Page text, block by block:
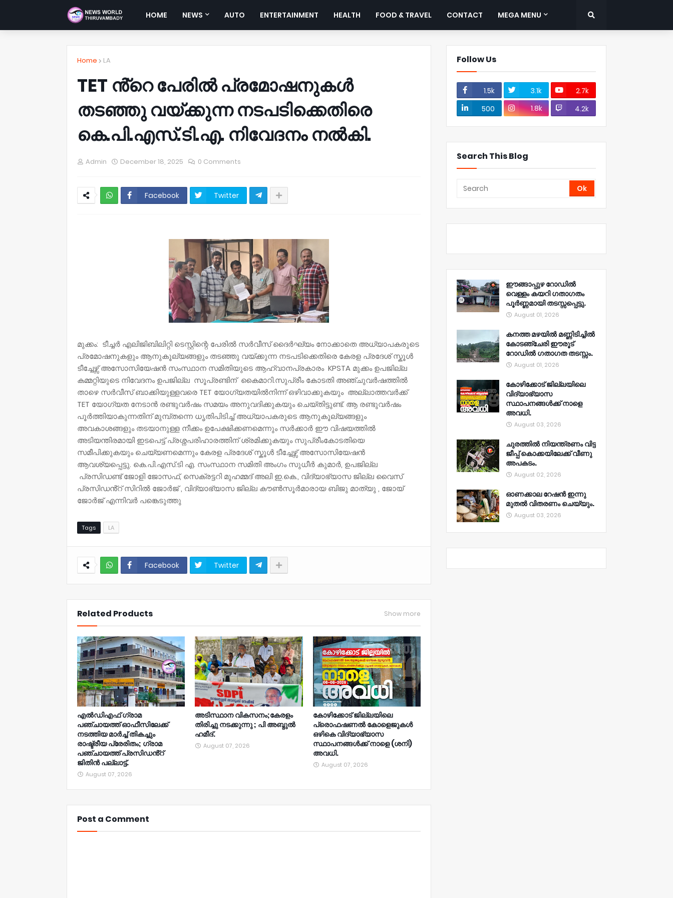
HOME NEWS AUTO ENTERTAINMENT HEALTH FOOD & TRAVEL CONTACT MEGA MENU
Home LA
TET ൻ്റെ പേരിൽ പ്രമോഷനുകൾ
തടഞ്ഞു വയ്ക്കുന്ന നടപടിക്കെതിരെ
കെ.പി.എസ്.ടി.എ. നിവേദനം നൽകി.
Admin December 18, 2025 0 Comments
Facebook Twitter
മുക്കം: ടീച്ചർ എലിജിബിലിറ്റി ടെസ്റ്റിന്റെ പേരിൽ സർവീസ് ദൈർഘ്യം നോക്കാതെ അധ്യാപകരുടെ
പ്രമോഷനുകളും ആനുകൂല്യങ്ങളും തടഞ്ഞു വയ്ക്കുന്ന നടപടിക്കെതിരെ കേരള പ്രദേശ് സ്കൂൾ
ടീച്ചേഴ്സ് അസോസിയേഷൻ സംസ്ഥാന സമിതിയുടെ ആഹ്വാനപ്രകാരം KPSTA മുക്കം ഉപജില്ല
കമ്മറ്റിയുടെ നിവേദനം ഉപജില്ല സൂപ്രണ്ടിന് കൈമാറി.സുപ്രീം കോടതി അഞ്ചുവർഷത്തിൽ
താഴെ സർവീസ് ബാക്കിയുള്ളവരെ TET യോഗ്യതയിൽനിന്ന് ഒഴിവാക്കുകയും അല്ലാത്തവർക്ക്
TET യോഗ്യത നേടാൻ രണ്ടുവർഷം സമയം അനുവദിക്കുകയും ചെയ്തിട്ടുണ്ട്. ആ രണ്ടുവർഷം
പൂർത്തിയാകുന്നതിന് മുമ്പ്തന്നെ ധൃതിപിടിച്ച് അധ്യാപകരുടെ ആനുകൂല്യങ്ങളും
അവകാശങ്ങളും തടയാനുള്ള നീക്കം ഉപേക്ഷിക്കണമെന്നും സർക്കാർ ഈ വിഷയത്തിൽ
അടിയന്തിരമായി ഇടപെട്ട് പ്രശ്നപരിഹാരത്തിന് ശ്രമിക്കുകയും സുപ്രീംകോടതിയെ
സമീപിക്കുകയും ചെയ്യണമെന്നും കേരള പ്രദേശ് സ്കൂൾ ടീച്ചേഴ്സ് അസോസിയേഷൻ
ആവശ്യപ്പെട്ടു. കെ.പി.എസ്.ടി എ. സംസ്ഥാന സമിതി അംഗം സുധീർ കുമാർ, ഉപജില്ല
പ്രസിഡണ്ട് ജോളി ജോസഫ്, സെക്രട്ടറി മുഹമ്മദ് അലി ഇ.കെ., വിദ്യാഭ്യാസ ജില്ല വൈസ്
പ്രസിഡൻ്റ് സിറിൽ ജോർജ് , വിദ്യാഭ്യാസ ജില്ല കൗൺസൂർമാരായ ബിജു മാത്യു , ജോയ്
ജോർജ് എന്നിവർ പങ്കെടുത്തു
Tags LA
Facebook Twitter
Related Products Show more
എൽഡിഎഫ് ഗ്രാമ
പഞ്ചായത്ത് ഓഫീസിലേക്ക്
നടത്തിയ മാർച്ച് തികച്ചും
രാഷ്ട്രീയ പ്രേരിതം; ഗ്രാമ
പഞ്ചായത്ത് പ്രസിഡൻ്റ്
ജിതിൻ പല്ലാട്ട്.
August 07, 2026
അടിസ്ഥാന വികസനം;കേരളം
തിരിച്ചു നടക്കുന്നു ; പി അബ്ദുൽ
ഹമീദ്.
August 07, 2026
കോഴിക്കോട് ജില്ലയിലെ
പ്രൊഫഷണൽ കോളെജുകൾ
ഒഴികെ വിദ്യാഭ്യാസ
സ്ഥാപനങ്ങൾക്ക് നാളെ (ശനി)
അവധി.
August 07, 2026
Post a Comment
Follow Us
1.5k 3.1k
2.7k
500
1.8k 4.2k
Search This Blog
ഈങ്ങാപ്പുഴ റോഡിൽ
വെള്ളം കയറി ഗതാഗതം
പൂർണ്ണമായി തടസ്സപ്പെട്ടു.
August 01, 2026
കനത്ത മഴയിൽ മണ്ണിടിച്ചിൽ
കോടഞ്ചേരി ഈരൂട്
റോഡിൽ ഗതാഗത തടസ്സം.
August 01, 2026
കോഴിക്കോട് ജില്ലയിലെ
വിദ്യാഭ്യാസ
സ്ഥാപനങ്ങൾക്ക് നാളെ
അവധി.
August 03, 2026
ചുരത്തിൽ നിയന്ത്രണം വിട്ട
ജീപ്പ് കൊക്കയിലേക്ക് വീണു
അപകടം.
August 02, 2026
ഓണക്കാല റേഷൻ ഇന്നു
മുതല്‍ വിതരണം ചെയ്യും.
August 03, 2026